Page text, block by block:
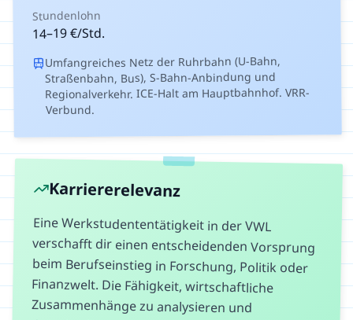
Stundenlohn
14–19€/Std.
Umfangreiches Netz der Ruhrbahn (U-Bahn,
Straßenbahn, Bus), S-Bahn-Anbindung und
Regionalverkehr. ICE-Halt am Hauptbahnhof. VRR-
Verbund.
Karriererelevanz
Eine Werkstudententätigkeit in der VWL
verschafft dir einen entscheidenden Vorsprung
beim Berufseinstieg in Forschung, Politik oder
Finanzwelt. Die Fähigkeit, wirtschaftliche
Zusammenhänge zu analysieren und
datenbasiert zu argumentieren, ist in vielen
Branchen hochgeschätzt. Besonders im Bereich
Economic Consulting und bei internationalen
Organisationen werden praktische Erfahrungen